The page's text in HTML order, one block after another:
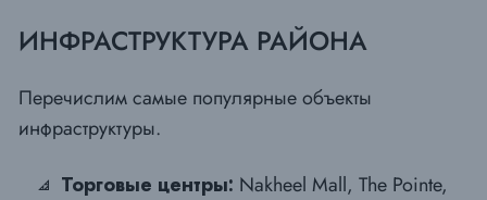
ИНФРАСТРУКТУРА РАЙОНА
Перечислим самые популярные объекты
инфраструктуры.
Торговые центры: Nakheel Mall, The Pointe,